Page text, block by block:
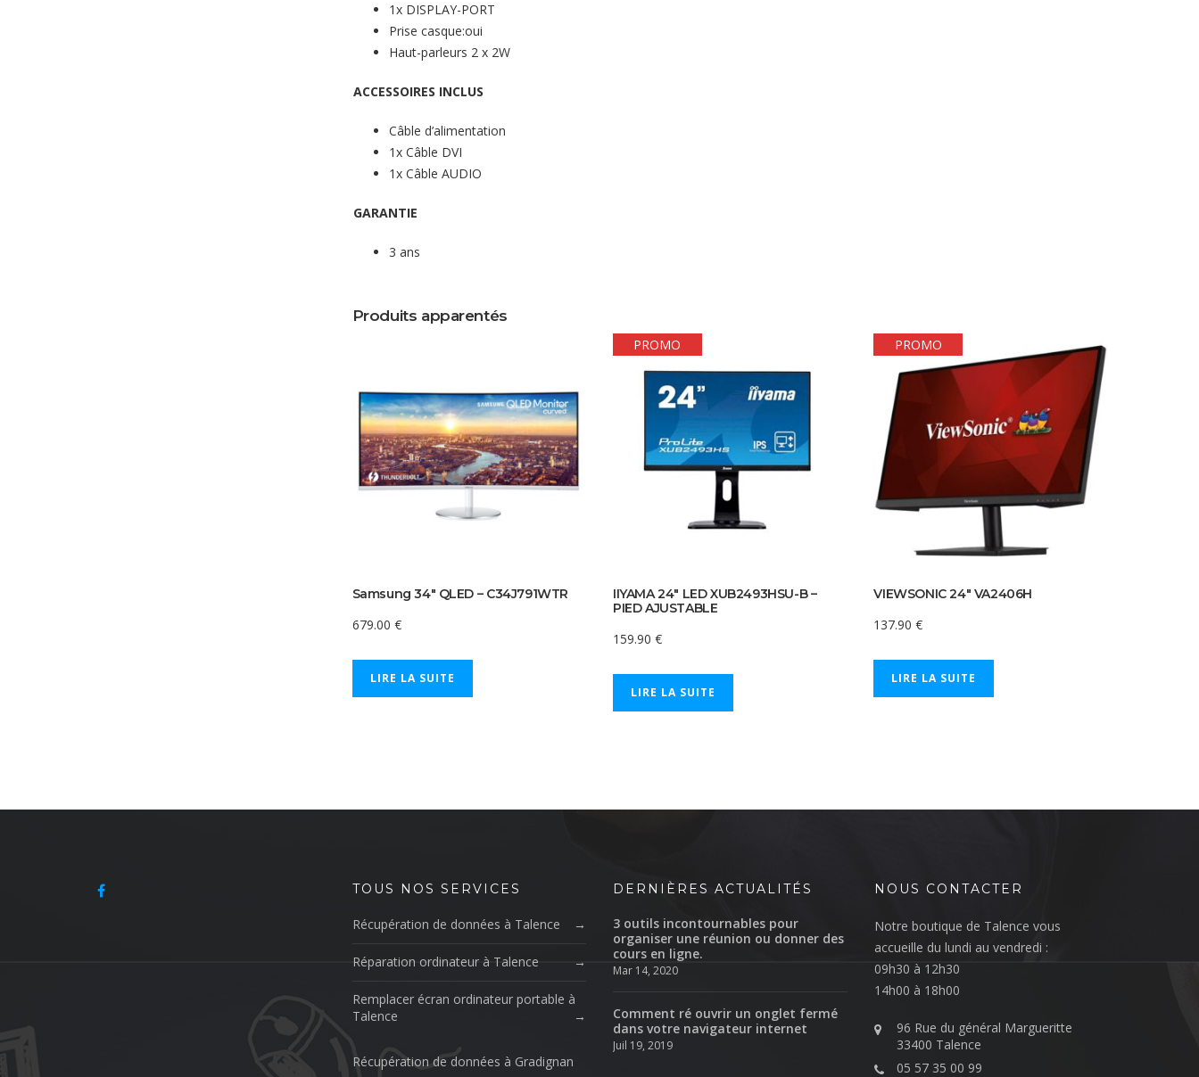
1x DISPLAY-PORT
Prise casque:oui
Haut-parleurs 2 x 2W
ACCESSOIRES INCLUS
Câble d’alimentation
1x Câble DVI
1x Câble AUDIO
GARANTIE
3 ans
Produits apparentés
Samsung 34″ QLED – C34J791WTR
679.00 €
LIRE LA SUITE
PROMO
IIYAMA 24″ LED XUB2493HSU-B –
PIED AJUSTABLE
159.90 €
LIRE LA SUITE
PROMO
VIEWSONIC 24″ VA2406H
137.90€
LIRE LA SUITE
TOUS NOS SERVICES
Récupération de données à Talence
Réparation ordinateur à Talence
Remplacer écran ordinateur portable à
Talence
Récupération de données à Gradignan
DERNIÈRES ACTUALITÉS
3 outils incontournables pour
organiser une réunion ou donner des
cours en ligne.
Mar 14, 2020
Comment ré ouvrir un onglet fermé
dans votre navigateur internet
Juil 19, 2019
NOUS CONTACTER
Notre boutique de Talence vous
accueille du lundi au vendredi :
09h30 à 12h30
14h00 à 18h00
96 Rue du général Margueritte
33400 Talence
05 57 35 00 99